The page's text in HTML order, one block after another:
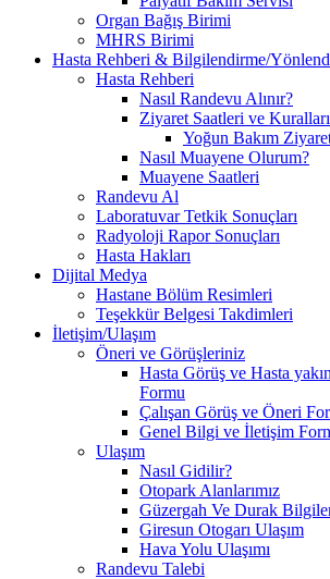
Organ Bağış Birimi
MHRS Birimi
Hasta Rehberi & Bilgilendirme/
Hasta Rehberi
Nasıl Randevu Alınır?
Ziyaret Saatleri ve Kuralları
Yoğun Bakım
Nasıl Muayene Olurum?
Muayene Saatleri
Randevu Al
Laboratuvar Tetkik Sonuçları
Radyoloji Rapor Sonuçları
Hasta Hakları
Dijital Medya
Hastane Bölüm Resimleri
Teşekkür Belgesi Takdimleri
İletişim/Ulaşım
Öneri ve Görüşleriniz
Hasta Görüş ve Hasta
Formu
Çalışan Görüş ve Öneri
Genel Bilgi ve İletişim
Ulaşım
Nasıl Gidilir?
Otopark Alanlarımız
Güzergah Ve Durak
Giresun Otogarı Ulaşım
Hava Yolu Ulaşımı
Randevu Talebi